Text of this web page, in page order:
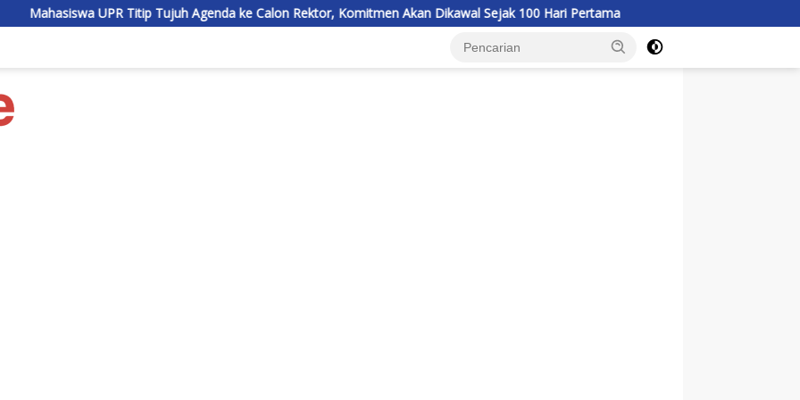
Titip Tujuh Agenda ke Calon Rektor, Komitmen Akan Dikawal Sejak 100 Hari Pertama Bupati Tekankan Tidak Ada Lagi